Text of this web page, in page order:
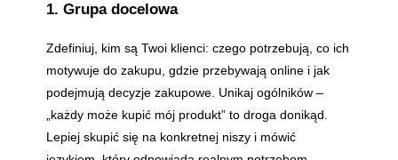
1. Grupa docelowa
Zdefiniuj, kim są Twoi klienci: czego potrzebują, co ich
motywuje do zakupu, gdzie przebywają online i jak
podejmują decyzje zakupowe. Unikaj ogólników –
„każdy może kupić mój produkt” to droga donikąd.
Lepiej skupić się na konkretnej niszy i mówić